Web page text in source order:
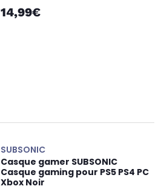
14,99€
SUBSONIC
Casque gamer SUBSONIC
Casque gaming pour PS5 PS4 PC
Xbox Noir